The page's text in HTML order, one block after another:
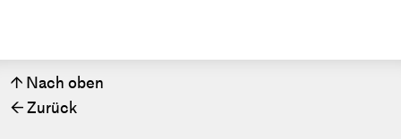
↑ Nach oben
← Zurück